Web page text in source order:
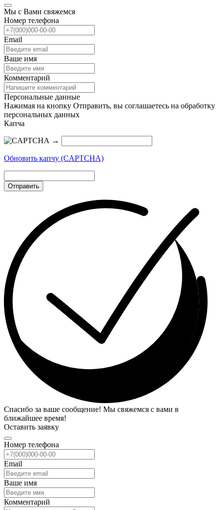
Мы с Вами свяжемся
Номер телефона
Email
Ваше имя
Комментарий
Персональные данные
Нажимая на кнопку Отправить, вы соглашаетесь на обработку
персональных данных
Капча
→
Обновить капчу (CAPTCHA)
Отправить
Спасибо за ваше сообщение! Мы свяжемся с вами в
ближайшее время!
Оставить заявку
Номер телефона
Email
Ваше имя
Комментарий